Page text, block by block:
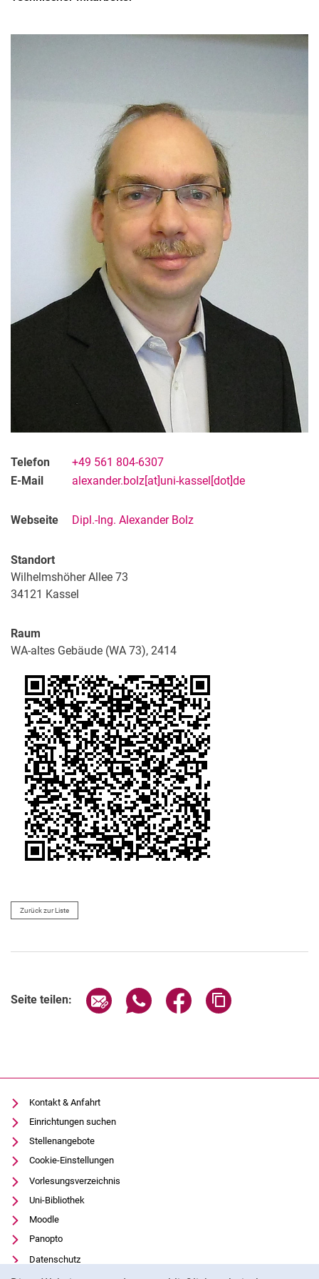
Telefon
+49 561 804-6307
E-Mail
alexander.bolz[at]uni-kassel[dot]de
Webseite Dipl.-Ing. Alexander Bolz
Standort
Wilhelmshöher Allee 73
34121 Kassel
Raum
WA-altes Gebäude (WA 73), 2414
Zurück zur Liste
Seite teilen: Seite über E-Mail teilen
Seite über WhatsApp teilen
Seite über Facebook
Kontakt & Anfahrt
Einrichtungen suchen
Stellenangebote
Cookie-Einstellungen
Vorlesungsverzeichnis
Uni-Bibliothek
Moodle
Panopto
Datenschutz